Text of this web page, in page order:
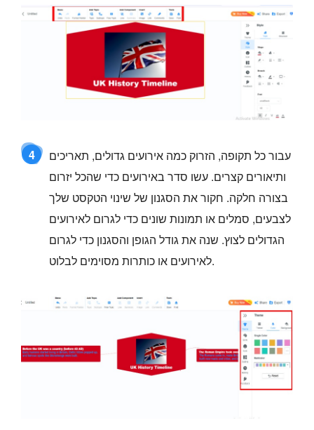
4
עבור כל תקופה, הזרוק כמה אירועים גדולים, תאריכים
ותיאורים קצרים. עשו סדר באירועים כדי שהכל יזרום
בצורה חלקה. חקור את הסגנון של שינוי הטקסט שלך
לצבעים, סמלים או תמונות שונים כדי לגרום לאירועים
הגדולים לצוץ. שנה את גודל הגופן והסגנון כדי לגרום
לאירועים או כותרות מסוימים לבלוט.